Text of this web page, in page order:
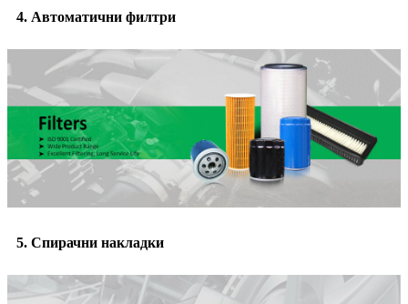
4. Автоматични филтри
5. Спирачни накладки